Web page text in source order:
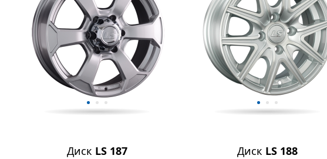
Диск LS 187
Диск LS 188